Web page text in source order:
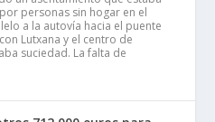
personas sin hogar en el
a la autovía hacia el puente
Lutxana y el centro de
suciedad. La falta de